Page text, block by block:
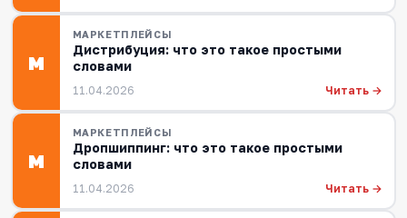
М
МАРКЕТПЛЕЙСЫ
Дистрибуция: что это такое простыми
словами
11.04.2026 Читать →
М
МАРКЕТПЛЕЙСЫ
Дропшиппинг: что это такое простыми
словами
11.04.2026 Читать →